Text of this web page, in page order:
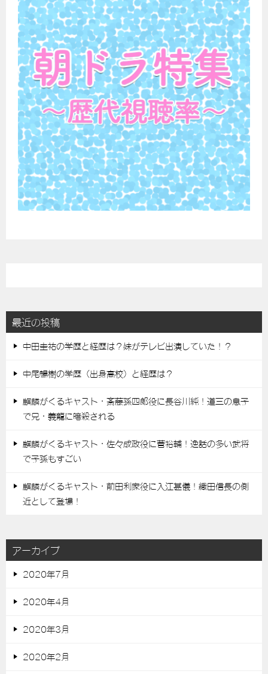
最近の投稿
中田圭祐の学歴と経歴は？妹がテレビ出演していた！？
中尾暢樹の学歴（出身高校）と経歴は？
麒麟がくるキャスト・斎藤孫四郎役に長谷川純！道三の息子
で兄・義龍に暗殺される
麒麟がくるキャスト・佐々成政役に菅裕輔！逸話の多い武将
で子孫もすごい
麒麟がくるキャスト・前田利家役に入江甚儀！織田信長の側
近として登場！
アーカイブ
2020年7月
2020年4月
2020年3月
2020年2月